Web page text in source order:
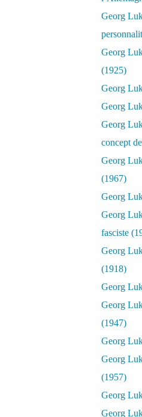
Georg
Georg
(1925)
Georg
Georg
Georg
concept
Georg
(1967)
Georg
Georg
fasciste
Georg
(1918)
Georg
Georg
(1947)
Georg
Georg
(1957)
Georg
Georg